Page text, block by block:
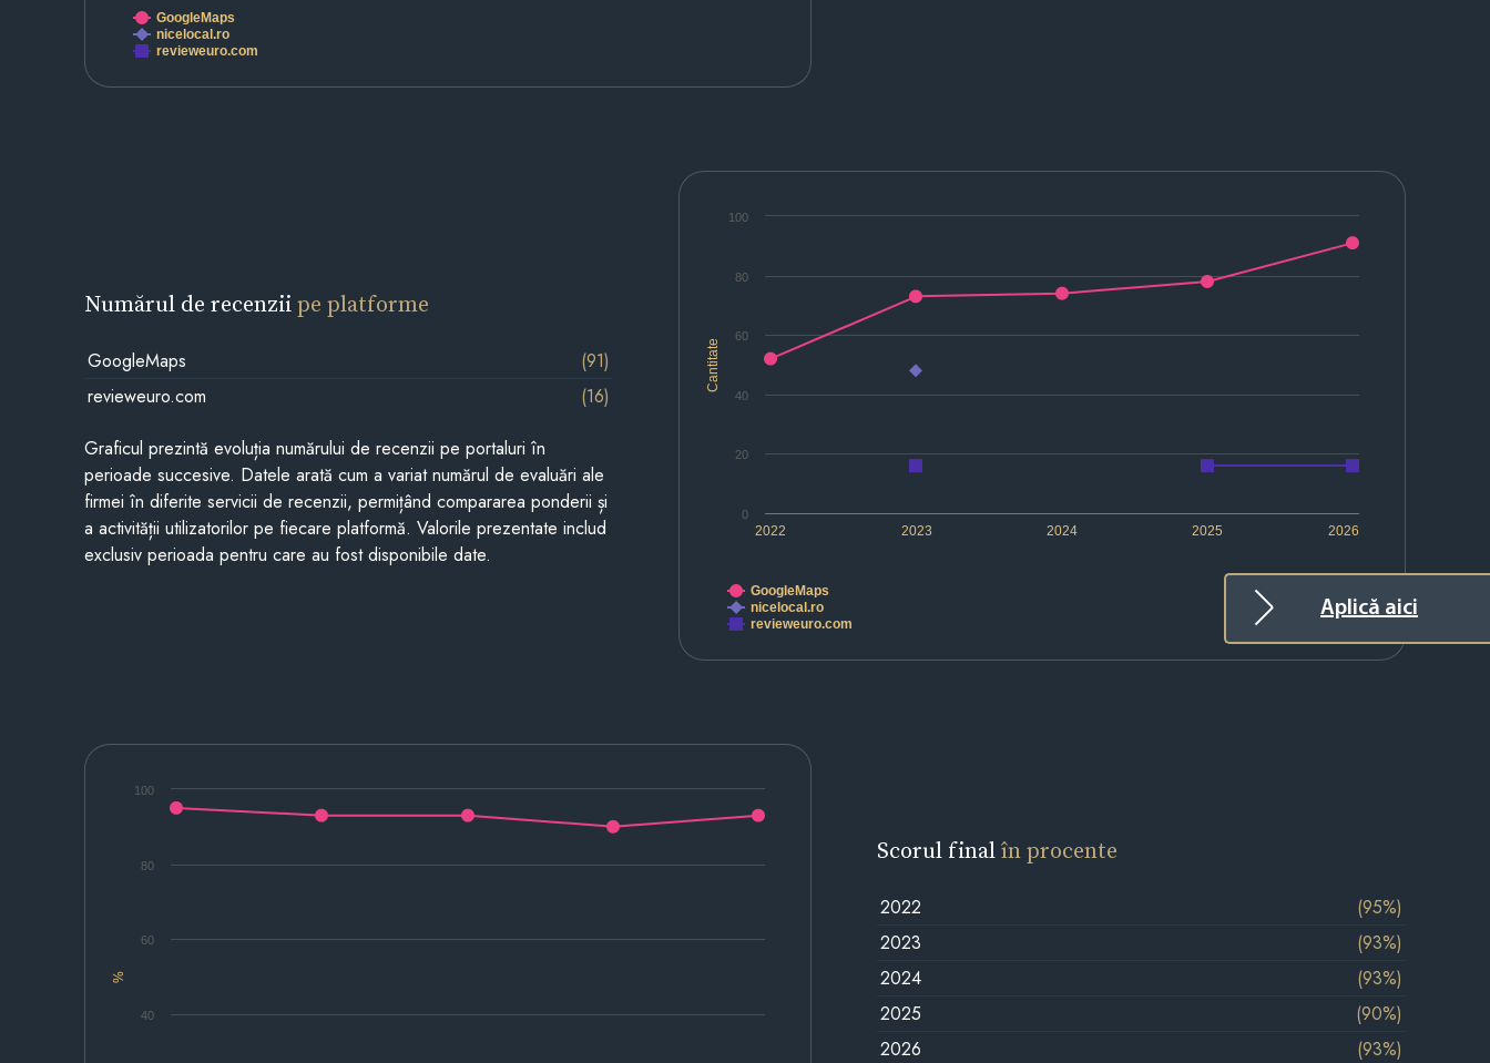
Aplică aici
GoogleMaps
nicelocal.ro
revieweuro.com
Cantitate
2022 2023 2024 2025 2026
0
20
40
60
80
100
GoogleMaps
nicelocal.ro
revieweuro.com
Numărul de recenziipe platforme
GoogleMaps
(91)
revieweuro.com
(16)
Graficul prezintă evoluția numărului de recenzii pe portaluri în
perioade succesive. Datele arată cum a variat numărul de evaluări ale
firmei în diferite servicii de recenzii, permițând compararea ponderii și
a activității utilizatorilor pe fiecare platformă. Valorile prezentate includ
exclusiv perioada pentru care au fost disponibile date.
%
40
60
80
100
Scorul finalîn procente
2022
(95%)
2023
(93%)
2024
(93%)
2025
(90%)
2026
(93%)